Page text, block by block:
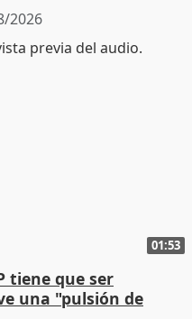
2026
01:53
tiene que ser
una "pulsión de